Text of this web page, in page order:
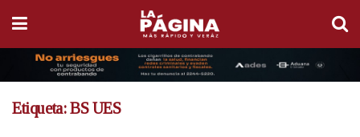
Etiqueta:BS UES